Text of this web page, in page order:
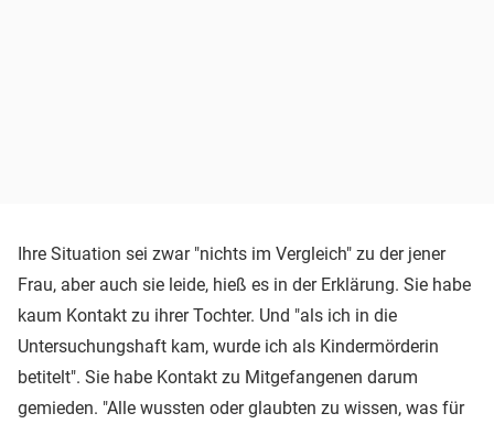
Ihre Situation sei zwar "nichts im Vergleich" zu der jener
Frau, aber auch sie leide, hieß es in der Erklärung. Sie habe
kaum Kontakt zu ihrer Tochter. Und "als ich in die
Untersuchungshaft kam, wurde ich als Kindermörderin
betitelt". Sie habe Kontakt zu Mitgefangenen darum
gemieden. "Alle wussten oder glaubten zu wissen, was für